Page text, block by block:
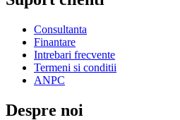
Consultanta
Finantare
Intrebari frecvente
Termeni si conditii
ANPC
Despre noi